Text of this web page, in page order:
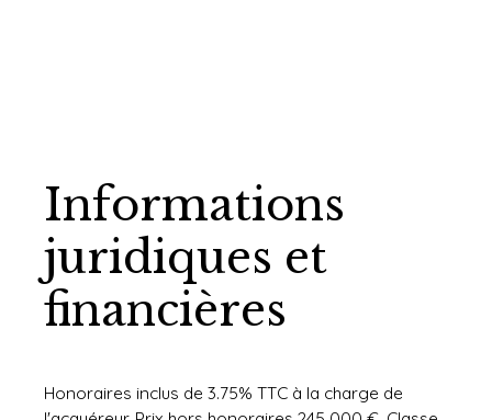
Informations
juridiques et
financières
Honoraires inclus de 3.75% TTC à la charge de